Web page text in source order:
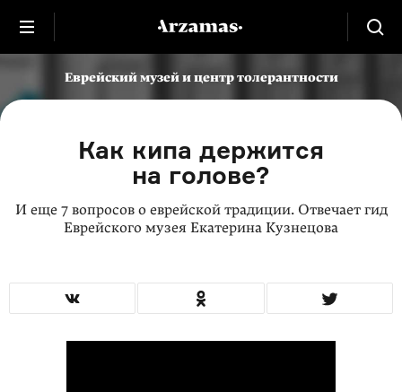
Еврейский музей и центр толерантности
Как кипа держится
на голове?
И еще 7 вопросов о еврейской традиции. Отвечает гид
Еврейского музея Екатерина Кузнецова